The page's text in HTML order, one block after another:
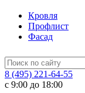
Кровля
Профлист
Фасад
8 (495) 221-64-55
с 9:00 до 18:00